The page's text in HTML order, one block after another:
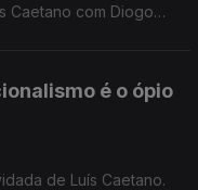
Caetano com Diogo
é o ópio
de Luís Caetano.